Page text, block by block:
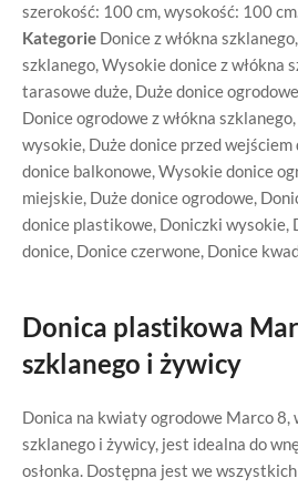
szerokość: 100 cm, wysokość: 100
Kategorie Donice z włókna szklanego,
szklanego,Wysokie donice z włókna
tarasowe duże, Duże donice
Donice ogrodowe z włókna szklanego,
wysokie, Duże donice przed wejściem
donice balkonowe,Wysokie donice
miejskie, Duże donice ogrodowe,
donice plastikowe, Doniczki wysokie,
donice, Donice czerwone, Donice
Donica plastikowa
szklanego i żywicy
Donica na kwiaty ogrodowe Marco 8,
szklanego i żywicy, jest idealna do
osłonka. Dostępna jest we